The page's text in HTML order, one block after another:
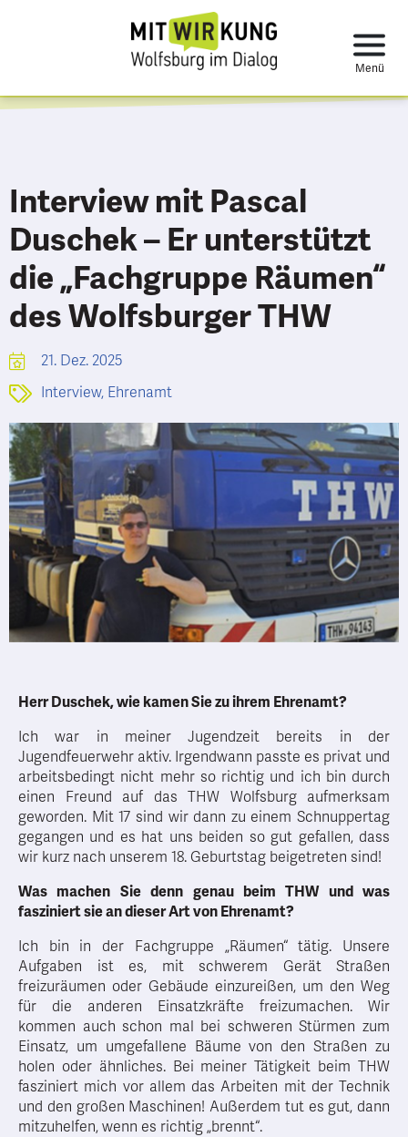
Interview mit Pascal
Duschek – Er unterstützt
die „Fachgruppe Räumen“
des Wolfsburger THW
21. Dez. 2025
Interview, Ehrenamt
Herr Duschek, wie kamen Sie zu ihrem Ehrenamt?
Ich war in meiner Jugendzeit bereits in der
Jugendfeuerwehr aktiv. Irgendwann passte es privat und
arbeitsbedingt nicht mehr so richtig und ich bin durch
einen Freund auf das THW Wolfsburg aufmerksam
geworden. Mit 17 sind wir dann zu einem Schnuppertag
gegangen und es hat uns beiden so gut gefallen, dass
wir kurz nach unserem 18. Geburtstag beigetreten sind!
Was machen Sie denn genau beim THW und was
fasziniert sie an dieser Art von Ehrenamt?
Ich bin in der Fachgruppe „Räumen“ tätig. Unsere
Aufgaben ist es, mit schwerem Gerät Straßen
freizuräumen oder Gebäude einzureißen, um den Weg
für die anderen Einsatzkräfte freizumachen. Wir
kommen auch schon mal bei schweren Stürmen zum
Einsatz, um umgefallene Bäume von den Straßen zu
holen oder ähnliches. Bei meiner Tätigkeit beim THW
fasziniert mich vor allem das Arbeiten mit der Technik
und den großen Maschinen! Außerdem tut es gut, dann
mitzuhelfen, wenn es richtig „brennt“.